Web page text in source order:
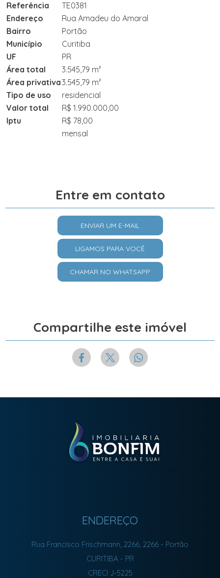
Referência
TE0381
Endereço
Rua Amadeu do Amaral
Bairro
Portão
Município
Curitiba
UF
PR
Área total
3.545,79 m²
Área privativa3.545,79 m²
Tipo de uso
residencial
Valor total
R$ 1.990.000,00
Iptu
R$ 78,00
mensal
Entre em contato
ENVIAR UM E-MAIL
LIGAMOS PARA VOCÊ
CHAMAR NO WHATSAPP
Compartilhe este imóvel
ENDEREÇO
Rua Francisco Frischmann, 2266, 2266 - Portão
CURITIBA - PR
CRECI J-5225